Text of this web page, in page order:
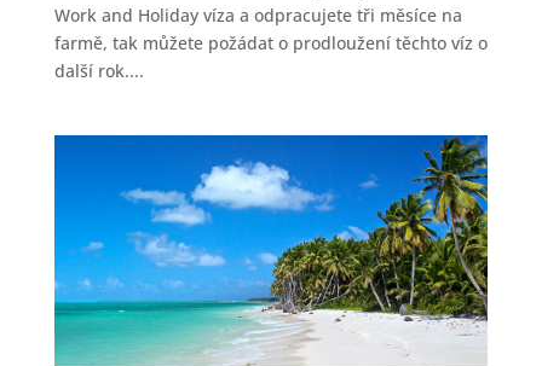
Work and Holiday víza a odpracujete tři měsíce na
farmě, tak můžete požádat o prodloužení těchto víz o
další rok....